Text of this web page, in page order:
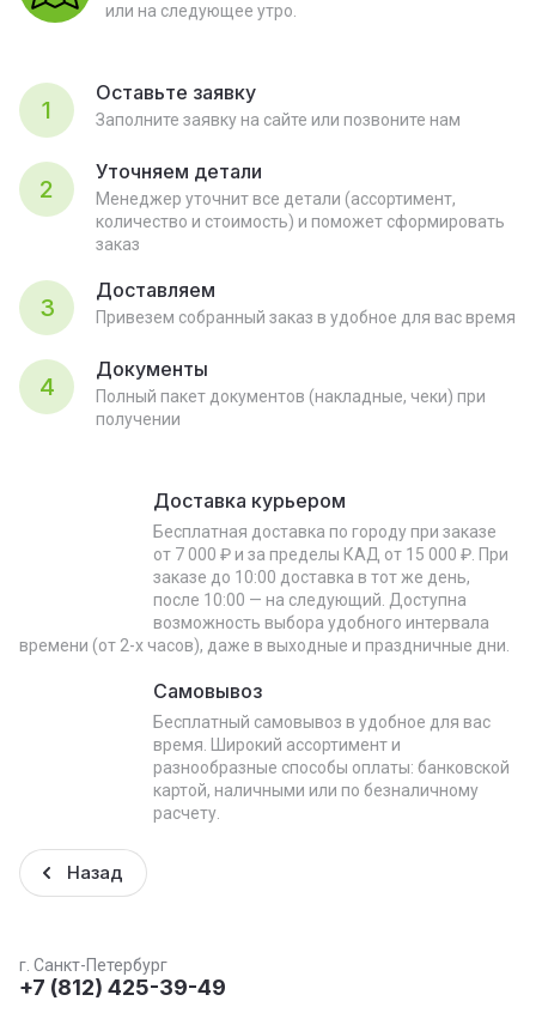
или на следующее утро.
1
Оставьте заявку
Заполните заявку на сайте или позвоните нам
2
Уточняем детали
Менеджер уточнит все детали (ассортимент,
количество и стоимость) и поможет сформировать
заказ
3
Доставляем
Привезем собранный заказ в удобное для вас время
4
Документы
Полный пакет документов (накладные, чеки) при
получении
Доставка курьером
Бесплатная доставка по городу при заказе
от 7 000 ₽ и за пределы КАД от 15 000 ₽. При
заказе до 10:00 доставка в тот же день,
после 10:00 — на следующий. Доступна
возможность выбора удобного интервала
времени (от 2-х часов), даже в выходные и праздничные дни.
Самовывоз
Бесплатный самовывоз в удобное для вас
время. Широкий ассортимент и
разнообразные способы оплаты: банковской
картой, наличными или по безналичному
расчету.
Назад
г. Санкт-Петербург
+7 (812) 425-39-49